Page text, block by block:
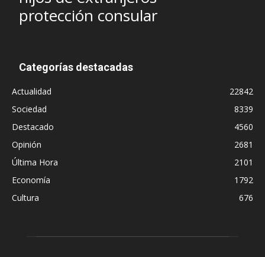
protección consular
Categorías destacadas
Actualidad
22842
Sociedad
8339
Destacado
4560
Opinión
2681
Última Hora
2101
Economía
1792
Cultura
676